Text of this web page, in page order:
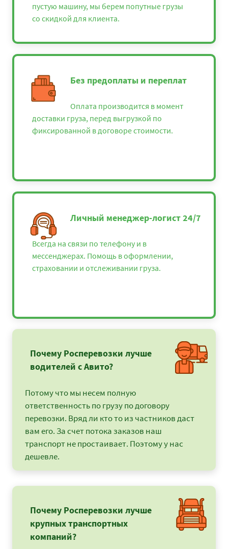
пустую машину, мы берем попутные грузы
со скидкой для клиента.
Без предоплаты и переплат
Оплата производится в момент
доставки груза, перед выгрузкой по
фиксированной в договоре стоимости.
Личный менеджер-логист 24/7
Всегда на связи по телефону и в
мессенджерах. Помощь в оформлении,
страховании и отслеживании груза.
Почему Росперевозки лучше
водителей с Авито?
Потому что мы несем полную
ответственность по грузу по договору
перевозки. Вряд ли кто то из частников даст
вам его. За счет потока заказов наш
транспорт не простаивает. Поэтому у нас
дешевле.
Почему Росперевозки лучше
крупных транспортных
компаний?